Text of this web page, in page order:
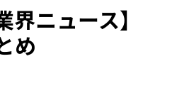
界ニュース】
め